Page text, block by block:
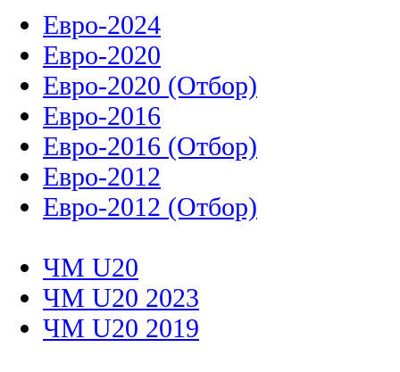
Евро-2024
Евро-2020
Евро-2020 (Отбор)
Евро-2016
Евро-2016 (Отбор)
Евро-2012
Евро-2012 (Отбор)
ЧМ U20
ЧМ U20 2023
ЧМ U20 2019